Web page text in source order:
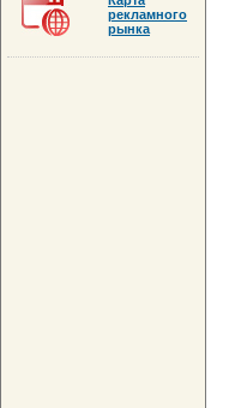
рекламного
рынка